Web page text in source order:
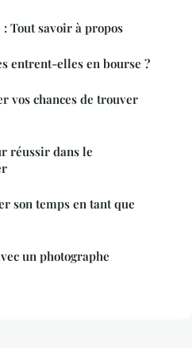
Tout savoir à propos
entrent-elles en bourse ?
vos chances de trouver
réussir dans le
son temps en tant que
un photographe